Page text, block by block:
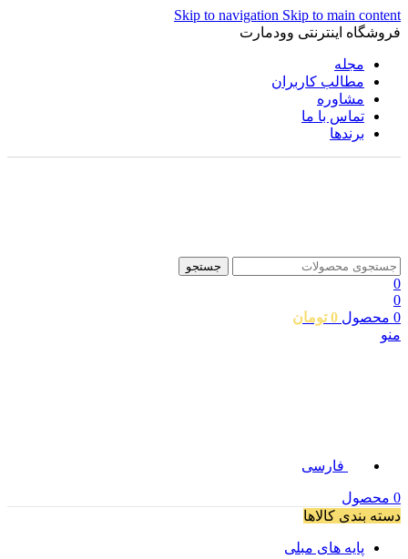
Skip to navigation Skip to main content
فروشگاه اینترنتی وودمارت
مجله
مطالب کاربران
مشاوره
تماس با ما
برندها
جستجو
0
0
0 محصول 0 تومان
منو
فارسی
0 محصول
دسته بندی کالاها
پایه های مبلی